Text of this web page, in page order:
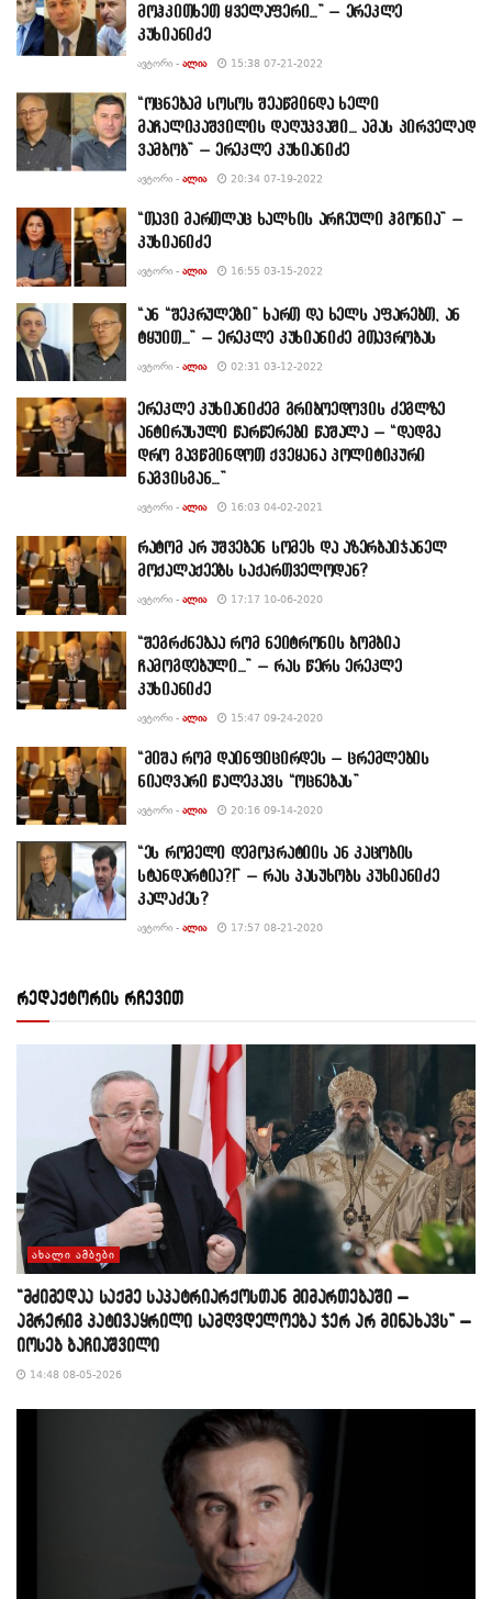
მოჰკითხეთ ყველაფერი…” – ერეკლე
კუხიანიძე
ᲐᲕᲢᲝᲠᲘ - ᲐᲚᲘᲐ 15:38 07-21-2022
“ოცნებამ სოსოს შეაწმინდა ხელი
მაჩალიკაშვილის დაღუპვაში… ამას პირველად
ვამბობ” – ერეკლე კუხიანიძე
ᲐᲕᲢᲝᲠᲘ - ᲐᲚᲘᲐ 20:34 07-19-2022
“თავი მართლაც ხალხის არჩეული ჰგონია” –
კუხიანიძე
ᲐᲕᲢᲝᲠᲘ - ᲐᲚᲘᲐ 16:55 03-15-2022
“ან “შეკრულები” ხართ და ხელს აფარებთ, ან
ტყუით…” – ერეკლე კუხიანიძე მთავრობას
ᲐᲕᲢᲝᲠᲘ - ᲐᲚᲘᲐ 02:31 03-12-2022
ერეკლე კუხიანიძემ გრიბოედოვის ძეგლზე
ანტირუსული წარწერები წაშალა – “დადგა
დრო გავწმინდოთ ქვეყანა პოლიტიკური
ნაგვისგან…”
ᲐᲕᲢᲝᲠᲘ - ᲐᲚᲘᲐ 16:03 04-02-2021
რატომ არ უშვებენ სომეხ და აზერბაიჯანელ
მოქალაქეებს საქართველოდან?
ᲐᲕᲢᲝᲠᲘ - ᲐᲚᲘᲐ 17:17 10-06-2020
“შეგრძნებაა რომ ნეიტრონის ბომბია
ჩამოგდებული…” – რას წერს ერეკლე
კუხიანიძე
ᲐᲕᲢᲝᲠᲘ - ᲐᲚᲘᲐ 15:47 09-24-2020
“მიშა რომ დაინფიცირდეს – ცრემლების
ნიაღვარი წალეკავს “ოცნებას”
ᲐᲕᲢᲝᲠᲘ - ᲐᲚᲘᲐ 20:16 09-14-2020
“ეს რომელი დემოკრატიის ან კაცობის
სტანდარტია?!” – რას პასუხობს კუხიანიძე
კალაძეს?
ᲐᲕᲢᲝᲠᲘ - ᲐᲚᲘᲐ 17:57 08-21-2020
რედაქტორის რჩევით
ᲐᲮᲐᲚᲘ ᲐᲛᲑᲔᲑᲘ
“მძიმედაა საქმე საპატრიარქოსთან მიმართებაში –
აგრერიგ პატივაყრილი სამღვდელოება ჯერ არ მინახავს” –
იოსებ ბაჩიაშვილი
14:48 08-05-2026